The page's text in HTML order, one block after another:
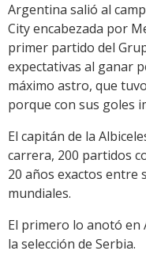
Argentina salió al
City encabezada por
primer partido del
expectativas al ganar
máximo astro, que
porque con sus goles
El capitán de la
carrera, 200 partidos
20 años exactos entre
mundiales.
El primero lo anotó en
la selección de Serbia.